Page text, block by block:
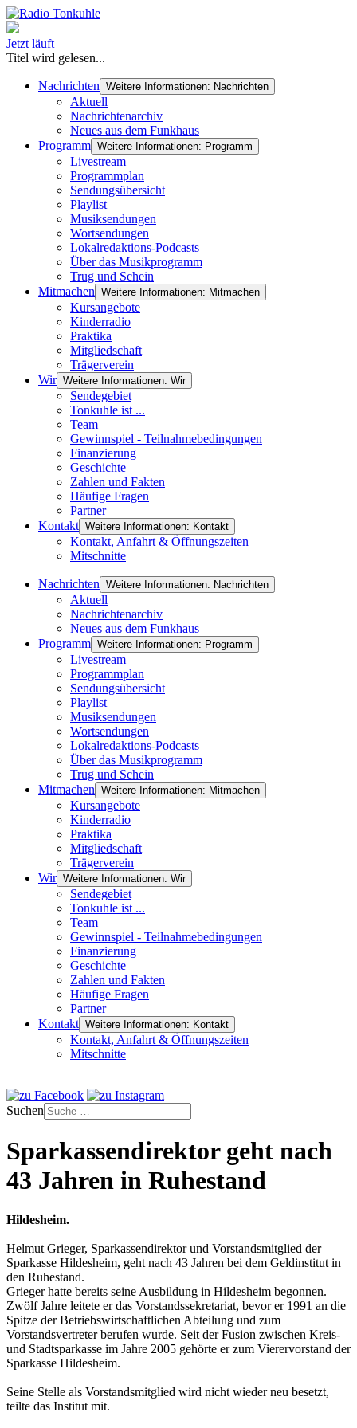
Jetzt läuft
Titel wird gelesen...
Nachrichten Weitere Informationen: Nachrichten
Aktuell
Nachrichtenarchiv
Neues aus dem Funkhaus
Programm Weitere Informationen: Programm
Livestream
Programmplan
Sendungsübersicht
Playlist
Musiksendungen
Wortsendungen
Lokalredaktions-Podcasts
Über das Musikprogramm
Trug und Schein
Mitmachen Weitere Informationen: Mitmachen
Kursangebote
Kinderradio
Praktika
Mitgliedschaft
Trägerverein
Wir Weitere Informationen: Wir
Sendegebiet
Tonkuhle ist ...
Team
Gewinnspiel - Teilnahmebedingungen
Finanzierung
Geschichte
Zahlen und Fakten
Häufige Fragen
Partner
Kontakt Weitere Informationen: Kontakt
Kontakt, Anfahrt & Öffnungszeiten
Mitschnitte
Nachrichten Weitere Informationen: Nachrichten
Aktuell
Nachrichtenarchiv
Neues aus dem Funkhaus
Programm Weitere Informationen: Programm
Livestream
Programmplan
Sendungsübersicht
Playlist
Musiksendungen
Wortsendungen
Lokalredaktions-Podcasts
Über das Musikprogramm
Trug und Schein
Mitmachen Weitere Informationen: Mitmachen
Kursangebote
Kinderradio
Praktika
Mitgliedschaft
Trägerverein
Wir Weitere Informationen: Wir
Sendegebiet
Tonkuhle ist ...
Team
Gewinnspiel - Teilnahmebedingungen
Finanzierung
Geschichte
Zahlen und Fakten
Häufige Fragen
Partner
Kontakt Weitere Informationen: Kontakt
Kontakt, Anfahrt & Öffnungszeiten
Mitschnitte
Suchen
Sparkassendirektor geht nach
43 Jahren in Ruhestand
Hildesheim.
Helmut Grieger, Sparkassendirektor und Vorstandsmitglied der
Sparkasse Hildesheim, geht nach 43 Jahren bei dem Geldinstitut in
den Ruhestand.
Grieger hatte bereits seine Ausbildung in Hildesheim begonnen.
Zwölf Jahre leitete er das Vorstandssekretariat, bevor er 1991 an die
Spitze der Betriebswirtschaftlichen Abteilung und zum
Vorstandsvertreter berufen wurde. Seit der Fusion zwischen Kreis-
und Stadtsparkasse im Jahre 2005 gehörte er zum Vierervorstand der
Sparkasse Hildesheim.
Seine Stelle als Vorstandsmitglied wird nicht wieder neu besetzt,
teilte das Institut mit.